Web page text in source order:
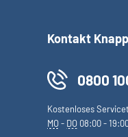
Kontakt
0800
Kostenloses
MO- DO 08:00 -